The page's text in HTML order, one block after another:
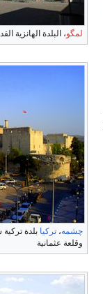
لمگو، البلدة الهانزية
چشمه، تركيا بلدة
وقلعة عثمانية